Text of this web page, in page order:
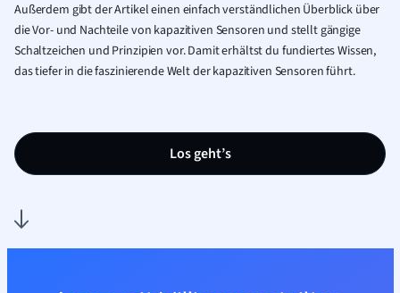
Außerdem gibt der Artikel einen einfach verständlichen Überblick über
die Vor- und Nachteile von kapazitiven Sensoren und stellt gängige
Schaltzeichen und Prinzipien vor. Damit erhältst du fundiertes Wissen,
das tiefer in die faszinierende Welt der kapazitiven Sensoren führt.
Los geht’s